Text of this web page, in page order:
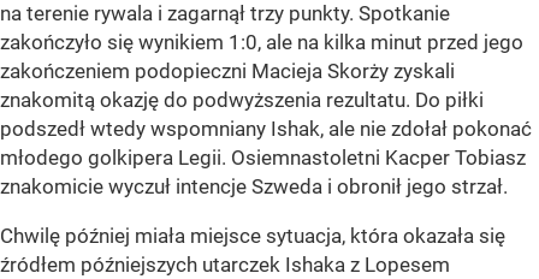
na terenie rywala i zagarnął trzy punkty. Spotkanie
zakończyło się wynikiem 1:0, ale na kilka minut przed jego
zakończeniem podopieczni Macieja Skorży zyskali
znakomitą okazję do podwyższenia rezultatu. Do piłki
podszedł wtedy wspomniany Ishak, ale nie zdołał pokonać
młodego golkipera Legii. Osiemnastoletni Kacper Tobiasz
znakomicie wyczuł intencje Szweda i obronił jego strzał.
Chwilę później miała miejsce sytuacja, która okazała się
źródłem późniejszych utarczek Ishaka z Lopesem